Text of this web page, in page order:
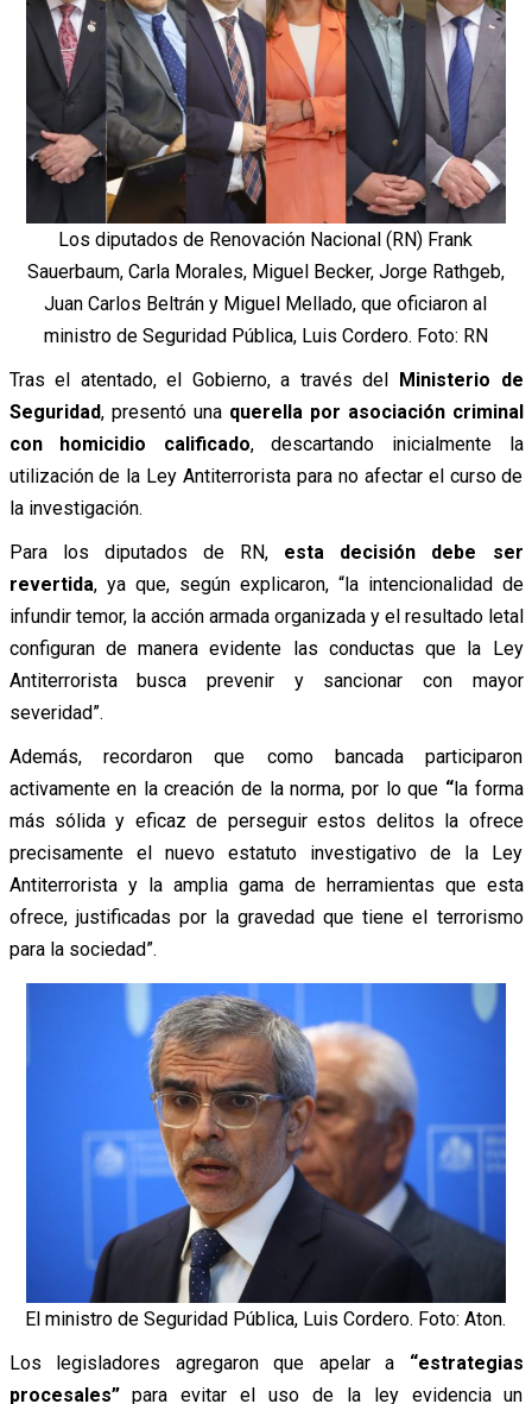
Los diputados de Renovación Nacional (RN) Frank
Sauerbaum, Carla Morales, Miguel Becker, Jorge Rathgeb,
Juan Carlos Beltrán y Miguel Mellado, que oficiaron al
ministro de Seguridad Pública, Luis Cordero. Foto: RN
Tras el atentado, el Gobierno, a través del
Ministerio de
Seguridad, presentó una querella por asociación criminal
con homicidio calificado, descartando inicialmente la
utilización de la Ley Antiterrorista para no afectar el curso de
la investigación.
Para los diputados de RN, esta decisión debe ser
revertida, ya que, según explicaron, “la intencionalidad de
infundir temor, la acción armada organizada y el resultado letal
configuran de manera evidente las conductas que la Ley
Antiterrorista busca prevenir y sancionar con mayor
severidad”.
Además, recordaron que como bancada participaron
activamente en la creación de la norma, por lo que “la forma
más sólida y eficaz de perseguir estos delitos la ofrece
precisamente el nuevo estatuto investigativo de la Ley
Antiterrorista y la amplia gama de herramientas que esta
ofrece, justificadas por la gravedad que tiene el terrorismo
para la sociedad”.
El ministro de Seguridad Pública, Luis Cordero. Foto: Aton.
Los legisladores agregaron que apelar a “estrategias
procesales”para evitar el uso de la ley evidencia un